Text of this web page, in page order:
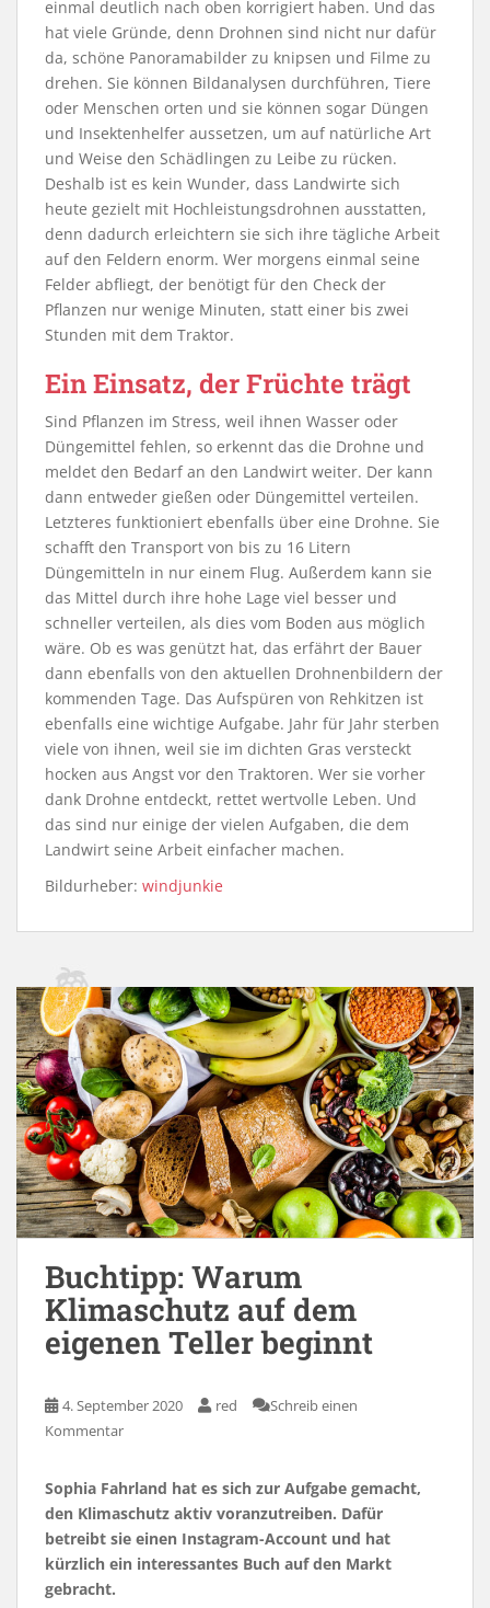
einmal deutlich nach oben korrigiert haben. Und das
hat viele Gründe, denn Drohnen sind nicht nur dafür
da, schöne Panoramabilder zu knipsen und Filme zu
drehen. Sie können Bildanalysen durchführen, Tiere
oder Menschen orten und sie können sogar Düngen
und Insektenhelfer aussetzen, um auf natürliche Art
und Weise den Schädlingen zu Leibe zu rücken.
Deshalb ist es kein Wunder, dass Landwirte sich
heute gezielt mit Hochleistungsdrohnen ausstatten,
denn dadurch erleichtern sie sich ihre tägliche Arbeit
auf den Feldern enorm. Wer morgens einmal seine
Felder abfliegt, der benötigt für den Check der
Pflanzen nur wenige Minuten, statt einer bis zwei
Stunden mit dem Traktor.
Ein Einsatz, der Früchte trägt
Sind Pflanzen im Stress, weil ihnen Wasser oder
Düngemittel fehlen, so erkennt das die Drohne und
meldet den Bedarf an den Landwirt weiter. Der kann
dann entweder gießen oder Düngemittel verteilen.
Letzteres funktioniert ebenfalls über eine Drohne. Sie
schafft den Transport von bis zu 16 Litern
Düngemitteln in nur einem Flug. Außerdem kann sie
das Mittel durch ihre hohe Lage viel besser und
schneller verteilen, als dies vom Boden aus möglich
wäre. Ob es was genützt hat, das erfährt der Bauer
dann ebenfalls von den aktuellen Drohnenbildern der
kommenden Tage. Das Aufspüren von Rehkitzen ist
ebenfalls eine wichtige Aufgabe. Jahr für Jahr sterben
viele von ihnen, weil sie im dichten Gras versteckt
hocken aus Angst vor den Traktoren. Wer sie vorher
dank Drohne entdeckt, rettet wertvolle Leben. Und
das sind nur einige der vielen Aufgaben, die dem
Landwirt seine Arbeit einfacher machen.
Bildurheber: windjunkie
Buchtipp: Warum
Klimaschutz auf dem
eigenen Teller beginnt
4. September 2020 red
Schreib einen
Kommentar
Sophia Fahrland hat es sich zur Aufgabe gemacht,
den Klimaschutz aktiv voranzutreiben. Dafür
betreibt sie einen Instagram-Account und hat
kürzlich ein interessantes Buch auf den Markt
gebracht.